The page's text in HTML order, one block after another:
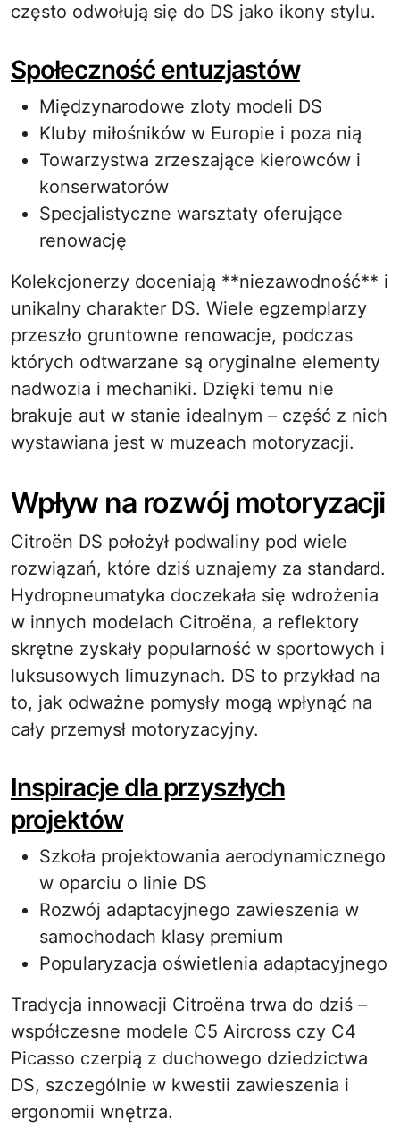
często odwołują się do DS jako ikony stylu.
Społeczność entuzjastów
Międzynarodowe zloty modeli DS
Kluby miłośników w Europie i poza nią
Towarzystwa zrzeszające kierowców i
konserwatorów
Specjalistyczne warsztaty oferujące
renowację
Kolekcjonerzy doceniają **niezawodność** i
unikalny charakter DS. Wiele egzemplarzy
przeszło gruntowne renowacje, podczas
których odtwarzane są oryginalne elementy
nadwozia i mechaniki. Dzięki temu nie
brakuje aut w stanie idealnym – część z nich
wystawiana jest w muzeach motoryzacji.
Wpływ na rozwój motoryzacji
Citroën DS położył podwaliny pod wiele
rozwiązań, które dziś uznajemy za standard.
Hydropneumatyka doczekała się wdrożenia
w innych modelach Citroëna, a reflektory
skrętne zyskały popularność w sportowych i
luksusowych limuzynach. DS to przykład na
to, jak odważne pomysły mogą wpłynąć na
cały przemysł motoryzacyjny.
Inspiracje dla przyszłych
projektów
Szkoła projektowania aerodynamicznego
w oparciu o linie DS
Rozwój adaptacyjnego zawieszenia w
samochodach klasy premium
Popularyzacja oświetlenia adaptacyjnego
Tradycja innowacji Citroëna trwa do dziś –
współczesne modele C5 Aircross czy C4
Picasso czerpią z duchowego dziedzictwa
DS, szczególnie w kwestii zawieszenia i
ergonomii wnętrza.